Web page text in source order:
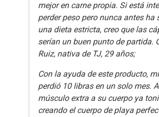
mejor en carne propia. Si está
perder peso pero nunca antes ha
una dieta estricta, creo que las
serían un buen punto de partida.
Ruiz, nativa de TJ, 29 años;
Con la ayuda de este producto,
perdió 10 libras en un solo mes.
músculo extra a su cuerpo ya
creando el cuerpo de playa